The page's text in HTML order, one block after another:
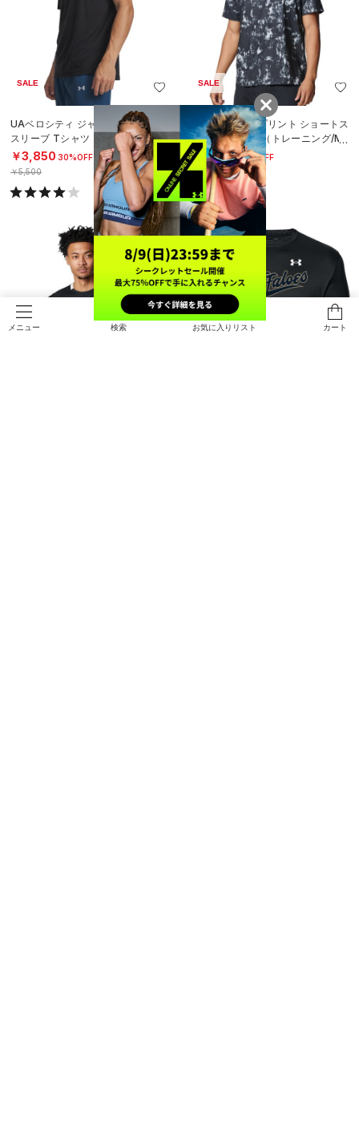
メニュー 検索 お気に入りリスト カート
SALE
UAベロシティ ジャカード ショート
スリーブ Tシャツ（ランニング/ME
N）
￥3,850 30%OFF
￥5,500
SALE
UAモチベート プリント ショートス
リーブ Tシャツ（トレーニング/ME
N）
￥3,85030%OFF
￥5,500